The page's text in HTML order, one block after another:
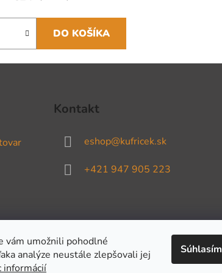
vám umožnili pohodlné
analýze neustále zlepšovali jej
informácií
Súhlasím
DO KOŠÍKA
Kontakt
eshop@kufricek.sk
+421 947 905 223